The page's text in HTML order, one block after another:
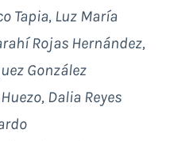
Tapia, Luz María
Rojas Hernández,
González
Dalia Reyes